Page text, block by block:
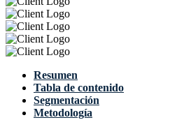
Resumen
Tabla de contenido
Segmentación
Metodología